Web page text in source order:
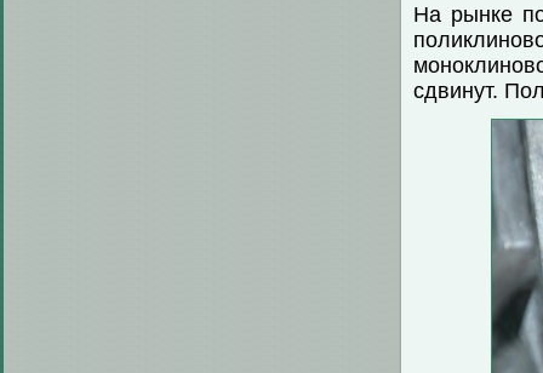
На рынке
сдвинут.